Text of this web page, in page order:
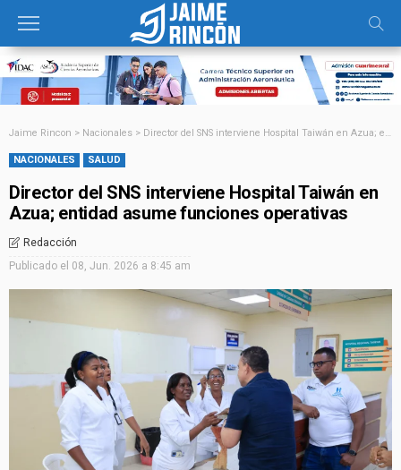
Jaime Rincon > Nacionales > Director del SNS interviene Hospital Taiwán en Azua; entidad asume funciones operativas
NACIONALES SALUD
Director del SNS interviene Hospital Taiwán en
Azua; entidad asume funciones operativas
Redacción
Publicado el 08, Jun. 2026 a 8:45 am